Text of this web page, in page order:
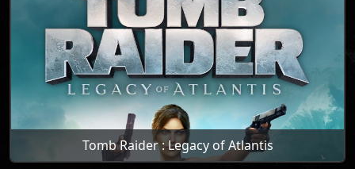
Tomb Raider : Legacy of Atlantis